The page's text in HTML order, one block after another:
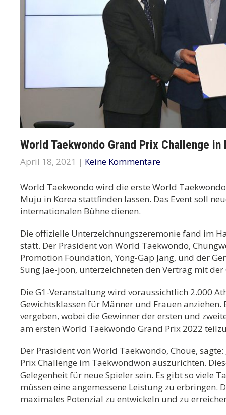
World Taekwondo Grand Prix Challenge in
April 18, 2021 | Keine Kommentare
World Taekwondo wird die erste World
Muju in Korea stattfinden lassen. Das Event soll
internationalen Bühne dienen.
Die offizielle Unterzeichnungszeremonie fand im
statt. Der Präsident von World Taekwondo,
Promotion Foundation, Yong-Gap Jang, und der
Sung Jae-joon, unterzeichneten den Vertrag mit
Die G1-Veranstaltung wird voraussichtlich 2.000
Gewichtsklassen für Männer und Frauen
vergeben, wobei die Gewinner der ersten und
am ersten World Taekwondo Grand Prix 2022
Der Präsident von World Taekwondo, Choue,
Prix Challenge im Taekwondwon auszurichten.
Gelegenheit für neue Spieler sein. Es gibt so viele
müssen eine angemessene Leistung zu
maximales Potenzial zu entwickeln und zu